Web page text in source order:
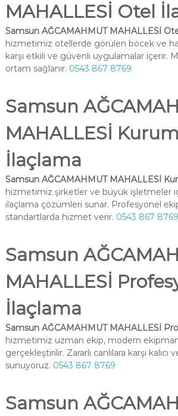
MAHALLESİ Otel
Samsun AĞCAMAHMUT MAHALLESİ
hizmetimiz otellerde görülen böcek ve
karşı etkili ve güvenli uygulamalar içerir.
ortam sağlanır. 0543 867 8769
Samsun
MAHALLESİ
İlaçlama
Samsun AĞCAMAHMUT MAHALLESİ
hizmetimiz şirketler ve büyük işletmeler
ilaçlama çözümleri sunar. Profesyonel
standartlarda hizmet verir. 0543 867 8769
Samsun
MAHALLESİ
İlaçlama
Samsun AĞCAMAHMUT MAHALLESİ
hizmetimiz uzman ekip, modern
gerçekleştirilir. Zararlı canlılara karşı
sunuyoruz. 0543 867 8769
Samsun